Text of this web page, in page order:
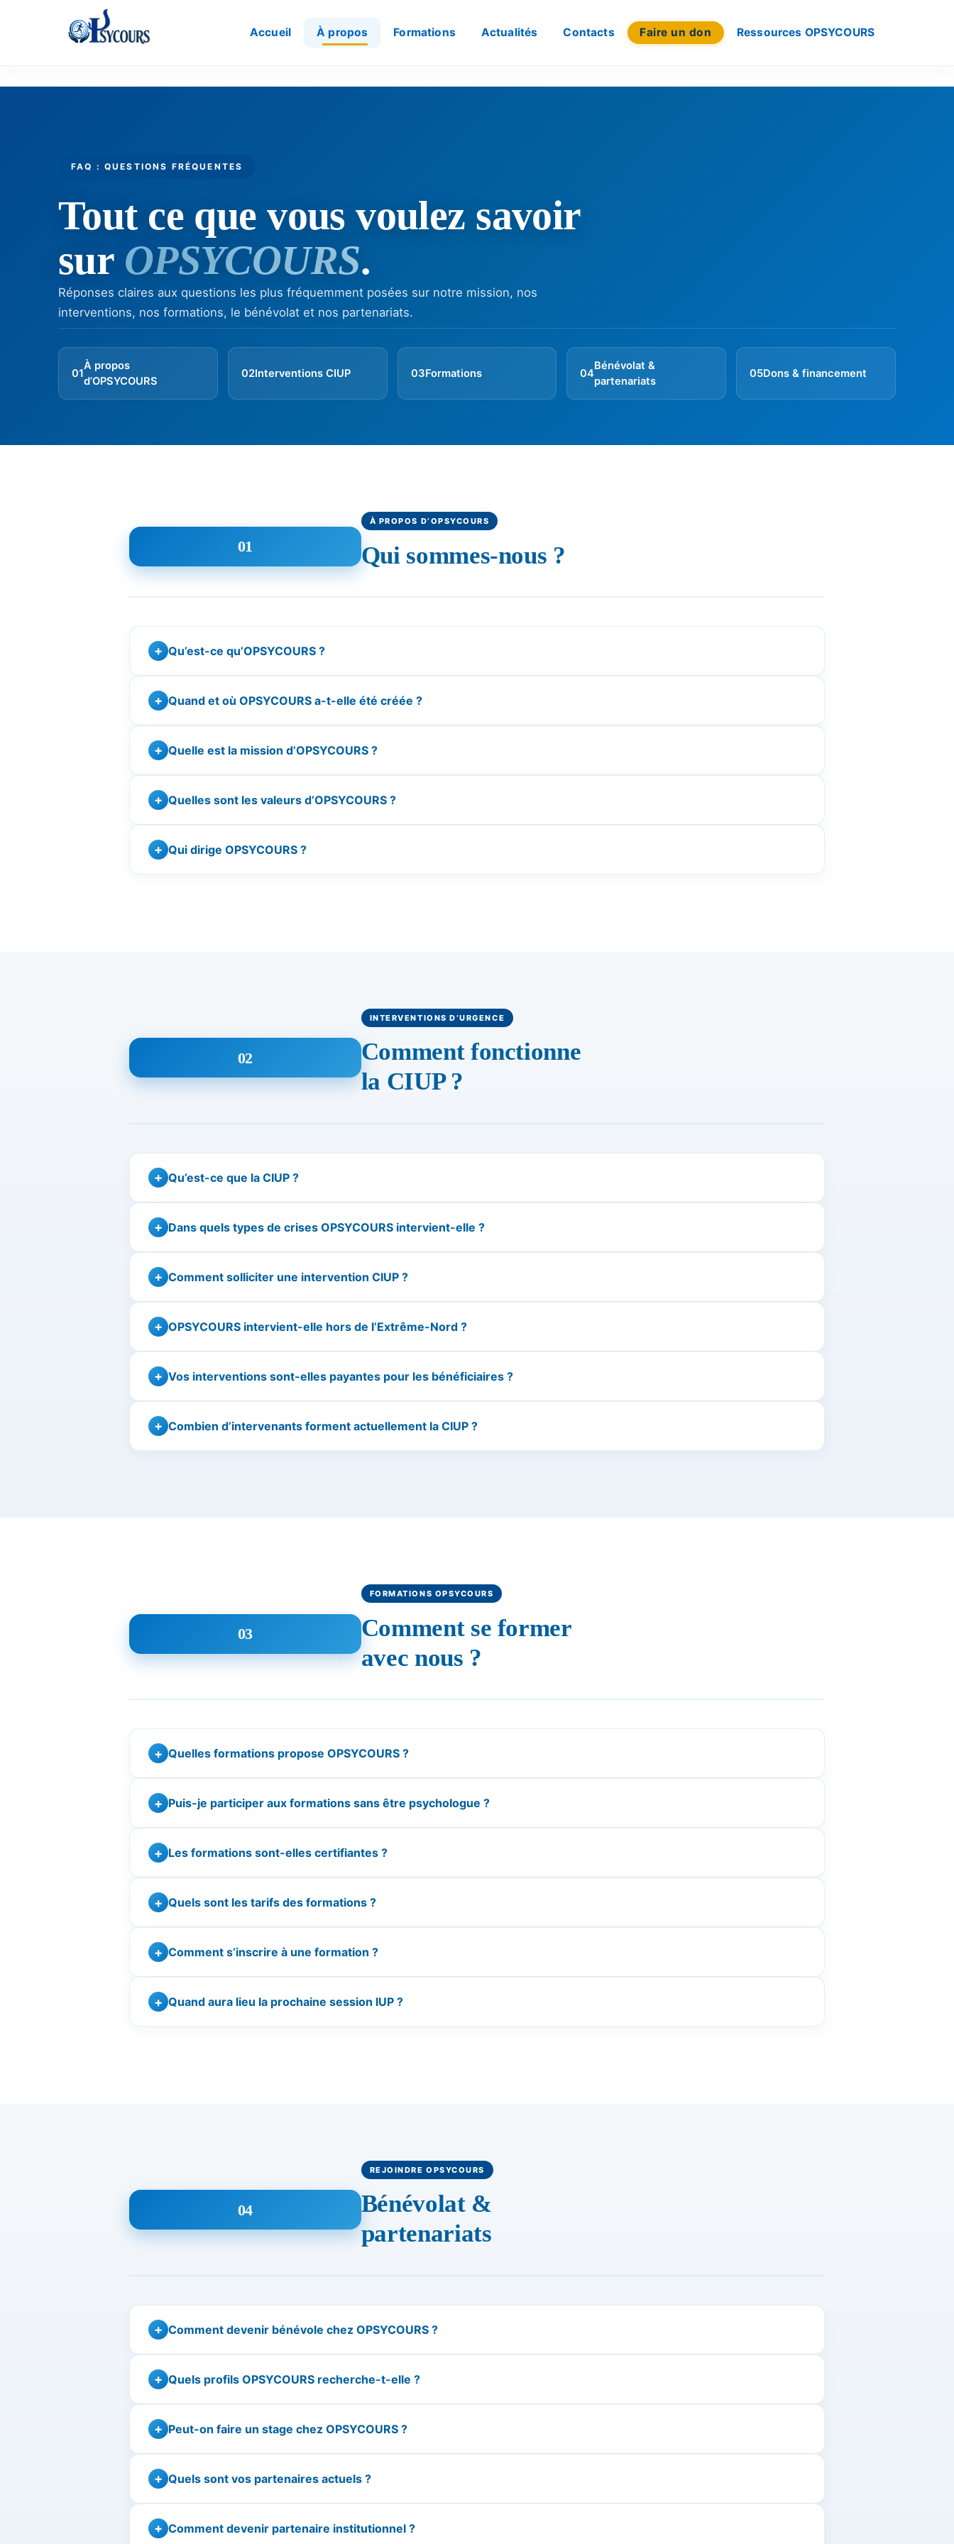
Accueil À propos Formations Actualités Contacts Faire un don Ressources OPSYCOURS
FAQ : QUESTIONS FRÉQUENTES
Tout ce que vous voulez savoir
sur OPSYCOURS.
Réponses claires aux questions les plus fréquemment posées sur notre mission, nos
interventions, nos formations, le bénévolat et nos partenariats.
01
À propos
d’OPSYCOURS
02Interventions CIUP 03Formations 04
Bénévolat &
partenariats
05Dons & financement
01
À PROPOS D’OPSYCOURS
Qui sommes-nous ?
Qu’est-ce qu’OPSYCOURS ?
Quand et où OPSYCOURS a-t-elle été créée ?
Quelle est la mission d’OPSYCOURS ?
Quelles sont les valeurs d’OPSYCOURS ?
Qui dirige OPSYCOURS ?
02
INTERVENTIONS D’URGENCE
Comment fonctionne
la CIUP ?
Qu’est-ce que la CIUP ?
Dans quels types de crises OPSYCOURS intervient-elle ?
Comment solliciter une intervention CIUP ?
OPSYCOURS intervient-elle hors de l’Extrême-Nord ?
Vos interventions sont-elles payantes pour les bénéficiaires ?
Combien d’intervenants forment actuellement la CIUP ?
03
FORMATIONS OPSYCOURS
Comment se former
avec nous ?
Quelles formations propose OPSYCOURS ?
Puis-je participer aux formations sans être psychologue ?
Les formations sont-elles certifiantes ?
Quels sont les tarifs des formations ?
Comment s’inscrire à une formation ?
Quand aura lieu la prochaine session IUP ?
04
REJOINDRE OPSYCOURS
Bénévolat &
partenariats
Comment devenir bénévole chez OPSYCOURS ?
Quels profils OPSYCOURS recherche-t-elle ?
Peut-on faire un stage chez OPSYCOURS ?
Quels sont vos partenaires actuels ?
Comment devenir partenaire institutionnel ?